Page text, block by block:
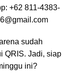
+62 811-4383-
sudah
QRIS. Jadi, siap
ini?